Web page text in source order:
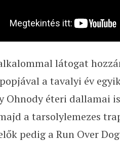
látogat
a tavalyi év
Ohnody éteri dallamai
a tarsolylemezes
pedig a Run Over